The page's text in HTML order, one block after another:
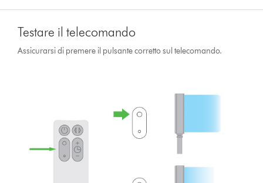
Testare il telecomando
Assicurarsi di premere il pulsante corretto sul telecomando.